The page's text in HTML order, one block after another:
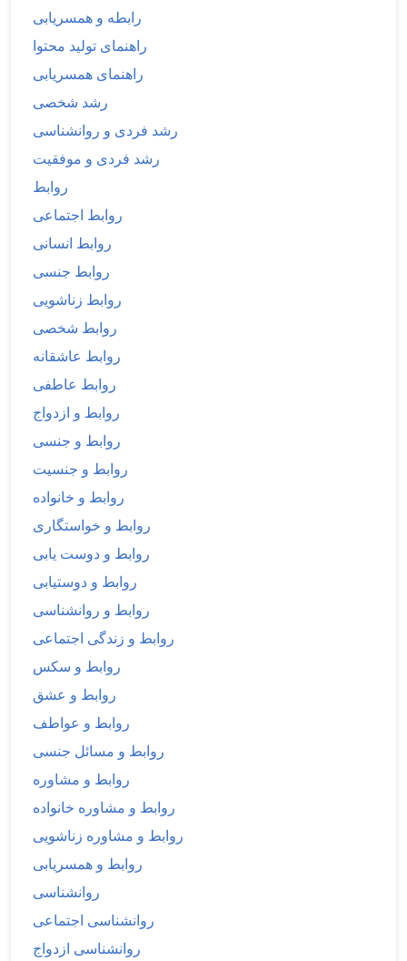
رابطه و همسریابی
راهنمای تولید محتوا
راهنمای همسریابی
رشد شخصی
رشد فردی و روانشناسی
رشد فردی و موفقیت
روابط
روابط اجتماعی
روابط انسانی
روابط جنسی
روابط زناشویی
روابط شخصی
روابط عاشقانه
روابط عاطفی
روابط و ازدواج
روابط و جنسی
روابط و جنسیت
روابط و خانواده
روابط و خواستگاری
روابط و دوست یابی
روابط و دوستیابی
روابط و روانشناسی
روابط و زندگی اجتماعی
روابط و سکس
روابط و عشق
روابط و عواطف
روابط و مسائل جنسی
روابط و مشاوره
روابط و مشاوره خانواده
روابط و مشاوره زناشویی
روابط و همسریابی
روانشناسی
روانشناسی اجتماعی
روانشناسی ازدواج